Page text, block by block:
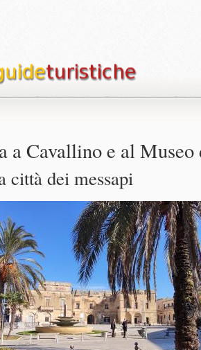
a Cavallino e al Museo
città dei messapi